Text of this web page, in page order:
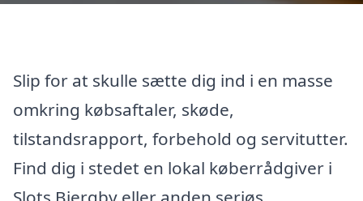
Slip for at skulle sætte dig ind i en masse
omkring købsaftaler, skøde,
tilstandsrapport, forbehold og servitutter.
Find dig i stedet en lokal køberrådgiver i